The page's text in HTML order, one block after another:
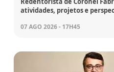
atividades, projetos e
07 AGO 2026 - 17H45